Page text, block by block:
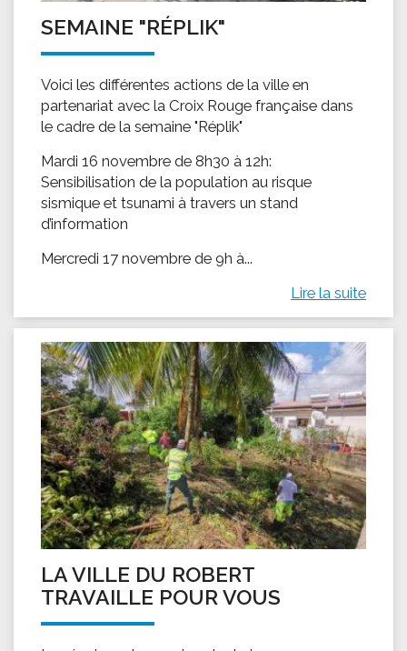
SEMAINE "RÉPLIK"
Voici les différentes actions de la ville en
partenariat avec la Croix Rouge française dans
le cadre de la semaine "Réplik"
Mardi 16 novembre de 8h30 à 12h:
Sensibilisation de la population au risque
sismique et tsunami à travers un stand
d’information
Mercredi 17 novembre de 9h à...
Lire la suite
LA VILLE DU ROBERT
TRAVAILLE POUR VOUS